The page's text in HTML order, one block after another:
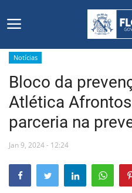
Início
Editais
Floriano
Secretarias e Órgãos
Notícias
Bloco da
Atlética
parceria na
Jan 9, 2024 - 12:24